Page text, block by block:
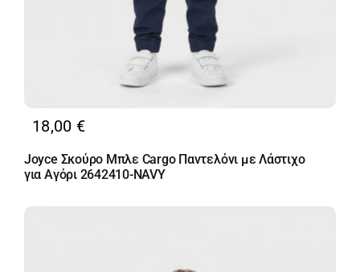
18,00 €
Joyce Σκούρο Μπλε Cargo Παντελόνι με Λάστιχο
για Αγόρι 2642410-NAVY